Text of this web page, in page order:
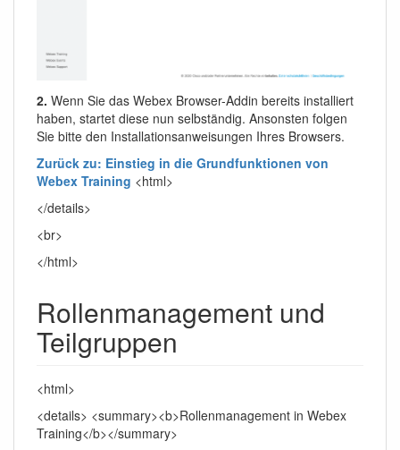
2. Wenn Sie das Webex Browser-Addin bereits installiert
haben, startet diese nun selbständig. Ansonsten folgen
Sie bitte den Installationsanweisungen Ihres Browsers.
Zurück zu: Einstieg in die Grundfunktionen von
Webex Training <html>
</details>
<br>
</html>
Rollenmanagement und
Teilgruppen
<html>
<details> <summary><b>Rollenmanagement in Webex
Training</b></summary>